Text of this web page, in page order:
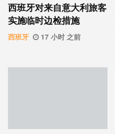
西班牙对来自意大利旅客
实施临时边检措施
西班牙 17 小时 之前